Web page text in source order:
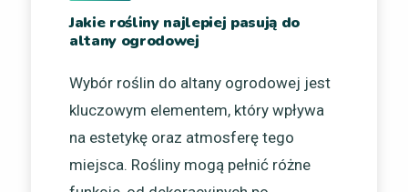
Jakie rośliny najlepiej pasują do
altany ogrodowej
Wybór roślin do altany ogrodowej jest
kluczowym elementem, który wpływa
na estetykę oraz atmosferę tego
miejsca. Rośliny mogą pełnić różne